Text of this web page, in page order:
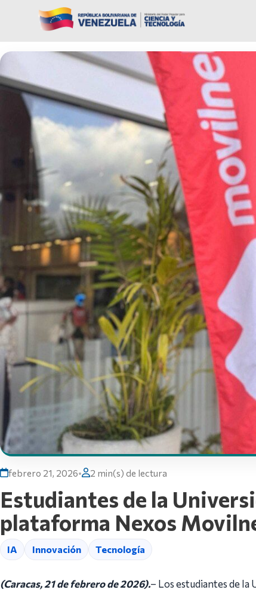
febrero 21, 2026• 2 min(s) de lectura
Estudiantes de la
plataforma Nexos
IA Innovación Tecnología
(Caracas, 21 de febrero de 2026).– Los estudiantes de la